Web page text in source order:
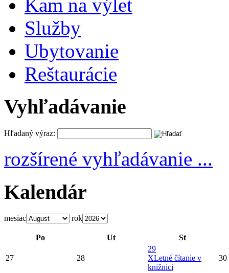
Kam na výlet
Služby
Ubytovanie
Reštaurácie
Vyhľadávanie
Hľadaný výraz:
rozšírené vyhľadávanie ...
Kalendár
mesiac rok
Po Ut St
27 28
29
XLetné čítanie v
knižnici
30